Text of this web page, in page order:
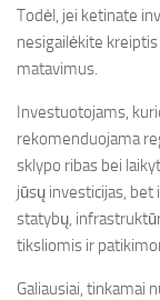
Todėl, jei ketinate
nesigailėkite
matavimus.
Investuotojams,
rekomenduojama
sklypo ribas bei
jūsų investicijas, bet
statybų,
tiksliomis ir
Galiausiai, tinkamai